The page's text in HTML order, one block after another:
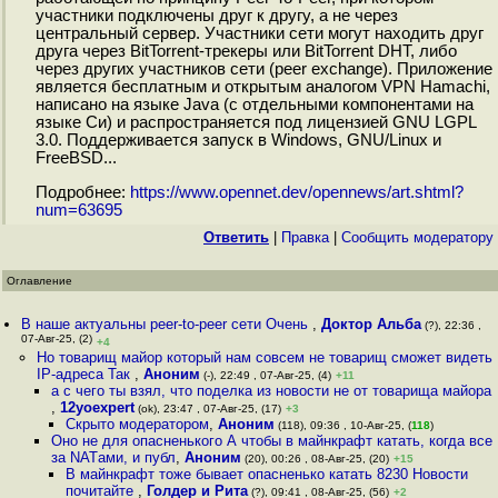
участники подключены друг к другу, а не через
центральный сервер. Участники сети могут находить друг
друга через BitTorrent-трекеры или BitTorrent DHT, либо
через других участников сети (peer exchange). Приложение
является бесплатным и открытым аналогом VPN Hamachi,
написано на языке Java (c отдельными компонентами на
языке Си) и распространяется под лицензией GNU LGPL
3.0. Поддерживается запуск в Windows, GNU/Linux и
FreeBSD...
Подробнее: https://www.opennet.dev/opennews/art.shtml?
num=63695
Ответить Правка| Cообщить модератору
Оглавление
В наше актуальны peer-to-peer сети Очень ,Доктор Альба (?), 22:36 ,
07-Авг-25, (2) +4
Но товарищ майор который нам совсем не товарищ сможет видеть
IP-адреса Так , Аноним (-), 22:49 , 07-Авг-25, (4) +11
а с чего ты взял, что поделка из новости не от товарища майора
, 12yoexpert(ok), 23:47 , 07-Авг-25, (17) +3
Скрыто модератором,Аноним (118), 09:36 , 10-Авг-25, (118)
Оно не для опасненького А чтобы в майнкрафт катать, когда все
за NATами, и публ, Аноним (20), 00:26 , 08-Авг-25, (20) +15
В майнкрафт тоже бывает опасненько катать 8230 Новости
почитайте , Голдер и Рита (?), 09:41 , 08-Авг-25, (56) +2